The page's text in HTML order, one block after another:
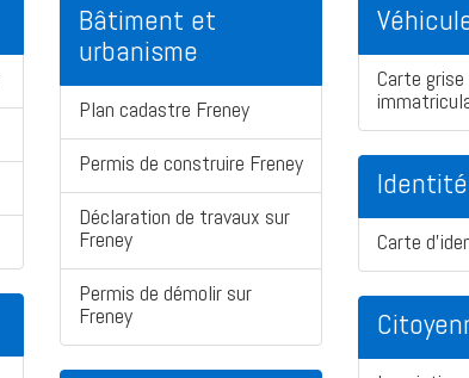
Bâtiment et
urbanisme
Plan cadastre Freney
Permis de construire Freney
Déclaration de travaux sur
Freney
Permis de démolir sur
Freney
Carte
Identité
Carte